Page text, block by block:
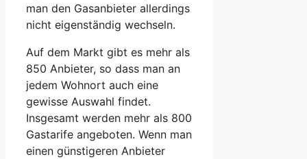
man den Gasanbieter allerdings
nicht eigenständig wechseln.
Auf dem Markt gibt es mehr als
850 Anbieter, so dass man an
jedem Wohnort auch eine
gewisse Auswahl findet.
Insgesamt werden mehr als 800
Gastarife angeboten. Wenn man
einen günstigeren Anbieter